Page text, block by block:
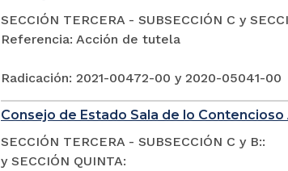
SECCIÓN TERCERA - SUBSECCIÓN C y
Referencia: Acción de tutela
Radicación: 2021-00472-00 y 2020-05041-00
Consejo de Estado Sala de lo
SECCIÓN TERCERA - SUBSECCIÓN C y B::
y SECCIÓN QUINTA: